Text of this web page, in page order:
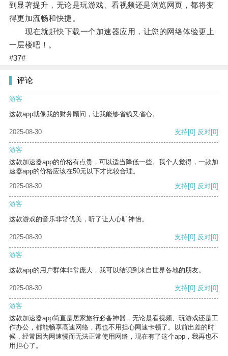
到显著提升，无论是玩游戏、看视频还是浏览网页，都将变
得更加流畅和快捷。
现在就赶快下载一个加速器应用，让您的网络体验更上
一层楼吧！。
#37#
评论
游客
这款app就像我的财务顾问，让我能够省钱又省心。
2025-08-30 支持[0] 反对[0]
游客
这款加速器app的价格有点贵，可以适当降低一些。我个人觉得，一款加
速器app的价格应该在50元以下才比较合理。
2025-08-30
支持[0] 反对[0]
游客
这款游戏的音乐非常优美，听了让人心旷神怡。
2025-08-30 支持[0] 反对[0]
游客
这款app的用户群体非常庞大，我可以结识到来自世界各地的朋友。
2025-08-30 支持[0] 反对[0]
游客
这款加速器app简直是居家旅行必备神器，无论是看视频、玩游戏还是工
作办公，都能畅享高速网络，再也不用担心网速卡顿了。以前出差的时
候，经常因为网速慢而无法正常使用网络，现在有了这个app，我再也不
用担心了。